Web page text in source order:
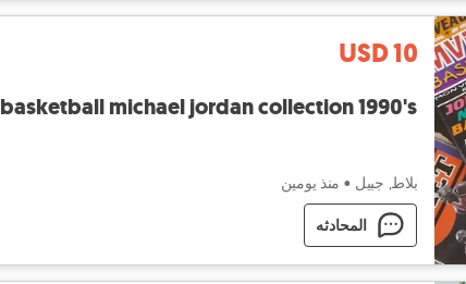
USD 10
basketball michael jordan collection 1990's
بلاط, جبيل • منذ يومين
المحادثه